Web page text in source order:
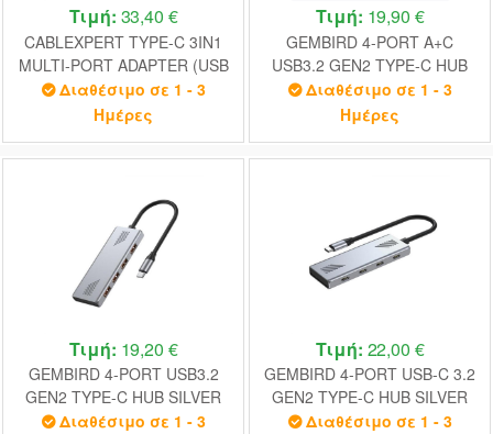
Τιμή: 33,40 €
CABLEXPERT TYPE-C 3IN1
MULTI-PORT ADAPTER (USB
PORT+HDMI+TYPE-C VIDEO)
SPACE GREY
Διαθέσιμο σε 1 - 3
Ημέρες
Τιμή: 19,90 €
GEMBIRD 4-PORT A+C
USB3.2 GEN2 TYPE-C HUB
SILVER
Διαθέσιμο σε 1 - 3
Ημέρες
Τιμή: 19,20 €
GEMBIRD 4-PORT USB3.2
GEN2 TYPE-C HUB SILVER
Διαθέσιμο σε 1 - 3
Τιμή: 22,00 €
GEMBIRD 4-PORT USB-C 3.2
GEN2 TYPE-C HUB SILVER
Διαθέσιμο σε 1 - 3